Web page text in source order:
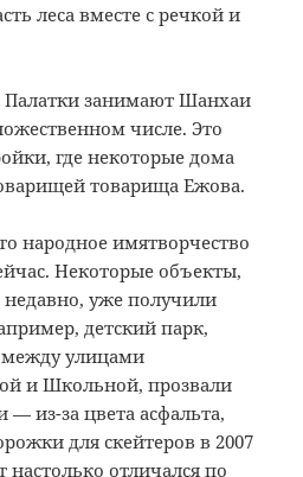
леса вместе с речкой и
Палатки занимают Шанхаи
числе. Это
где некоторые дома
товарища Ежова.
народное имятворчество
Некоторые объекты,
уже получили
детский парк,
между улицами
и Школьной, прозвали
из-за цвета асфальта,
для скейтеров в 2007
настолько отличался по